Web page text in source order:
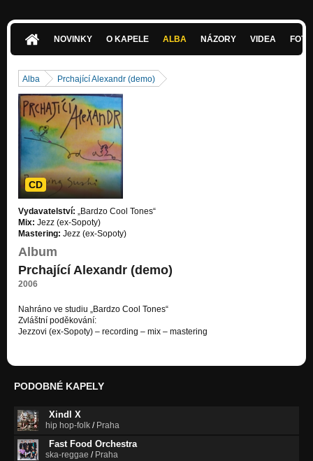
2013 Running Sushi - Přítel bouřek
2009 Volný pád
Volný pád (single)
2011 Jeremy (live)
Nezařazeno
2007 Rotana
Hudba Krylov (demo)
2007 Lidové sady
Hudba Krylov (demo)
Hudba Krylov (demo)
2007 Banán Remix
NOVINKY O KAPELE ALBA NÁZORY VIDEA
Alba Prchající Alexandr (demo)
CD
Vydavatelství: „Bardzo Cool Tones“
Mix: Jezz (ex-Sopoty)
Mastering: Jezz (ex-Sopoty)
Album
Prchající Alexandr (demo)
2006
Nahráno ve studiu „Bardzo Cool Tones“
Zvláštní poděkování:
Jezzovi (ex-Sopoty) – recording – mix – mastering
PODOBNÉ KAPELY
Xindl X
hip hop-folk / Praha
Fast Food Orchestra
ska-reggae / Praha